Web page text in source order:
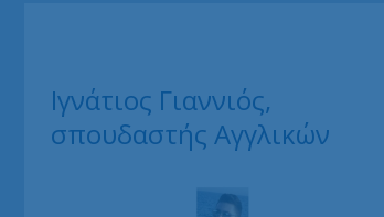
Ιγνάτιος Γιαννιός,
σπουδαστής Αγγλικών